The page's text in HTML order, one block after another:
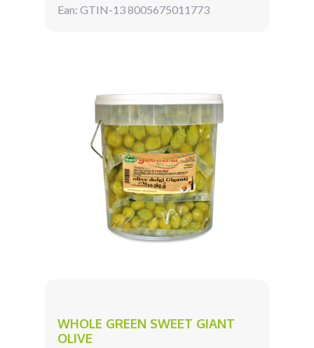
Ean: GTIN-13 8005675011773
WHOLE GREEN SWEET GIANT
OLIVE